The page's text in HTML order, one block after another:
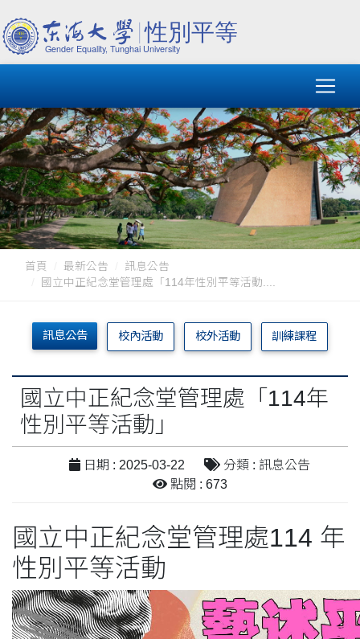
首頁 最新公告
訊息公告
國立中正紀念堂管理處「114年性別平等活動....
訊息公告 校內活動 校外活動 訓練課程
國立中正紀念堂管理處「114年
性別平等活動」
日期 : 2025-03-22
分類 : 訊息公告
點閱 : 673
國立中正紀念堂管理處114 年
性別平等活動